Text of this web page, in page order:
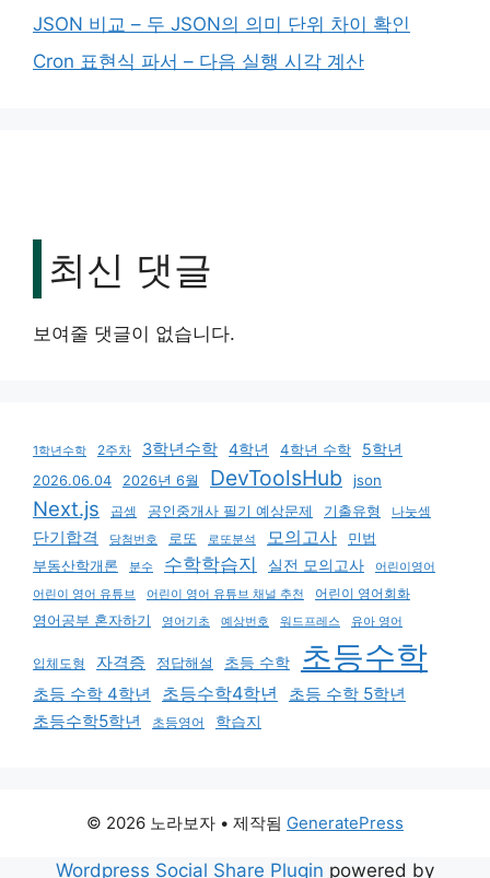
JSON 비교 – 두 JSON의 의미 단위 차이 확인
Cron 표현식 파서 – 다음 실행 시각 계산
최신 댓글
보여줄 댓글이 없습니다.
1학년수학 2주차 3학년수학 4학년 4학년 수학 5학년
2026.06.04 2026년 6월 DevToolsHub json
Next.js 곱셈 공인중개사 필기 예상문제 기출유형 나눗셈
단기합격 당첨번호 로또 로또분석 모의고사
민법
부동산학개론
분수 수학학습지 실전 모의고사
어린이영어
어린이 영어 유튜브
어린이 영어 유튜브 채널 추천
어린이 영어회화
영어공부 혼자하기
영어기초 예상번호 워드프레스 유아 영어
입체도형 자격증 정답해설 초등 수학 초등수학
초등 수학 4학년 초등수학4학년
초등 수학 5학년
초등수학5학년
초등영어 학습지
© 2026 노라보자 • 제작됨 GeneratePress
Wordpress Social Share Plugin powered by